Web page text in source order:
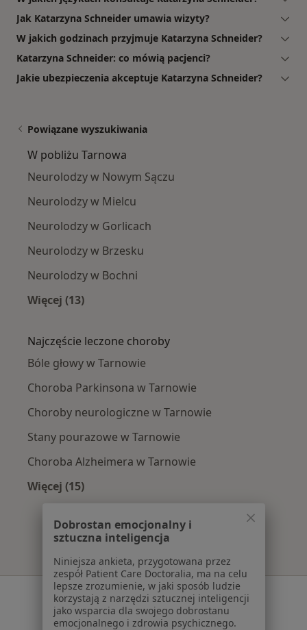
Jak Katarzyna Schneider umawia wizyty?
W jakich godzinach przyjmuje Katarzyna Schneider?
Katarzyna Schneider: co mówią pacjenci?
Jakie ubezpieczenia akceptuje Katarzyna Schneider?
Powiązane wyszukiwania
W pobliżu Tarnowa
Neurolodzy w Nowym Sączu
Neurolodzy w Mielcu
Neurolodzy w Gorlicach
Neurolodzy w Brzesku
Neurolodzy w Bochni
Więcej (13)
Najczęście leczone choroby
Bóle głowy w Tarnowie
Choroba Parkinsona w Tarnowie
Choroby neurologiczne w Tarnowie
Stany pourazowe w Tarnowie
Choroba Alzheimera w Tarnowie
Więcej (15)
Serwis
Regulamin
Dobrostan emocjonalny i
sztuczna inteligencja
Niniejsza ankieta, przygotowana przez
zespół Patient Care Doctoralia, ma na celu
lepsze zrozumienie, w jaki sposób ludzie
korzystają z narzędzi sztucznej inteligencji
jako wsparcia dla swojego dobrostanu
emocjonalnego i zdrowia psychicznego.